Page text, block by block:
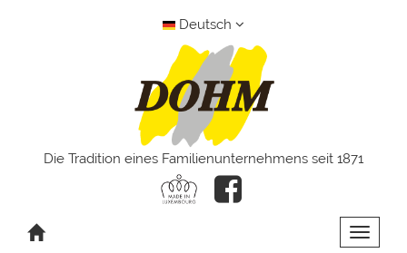
Deutsch
Die Tradition eines Familienunternehmens seit 1871
Toggle